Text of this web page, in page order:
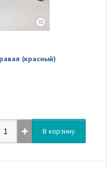
(красный)
В корзину